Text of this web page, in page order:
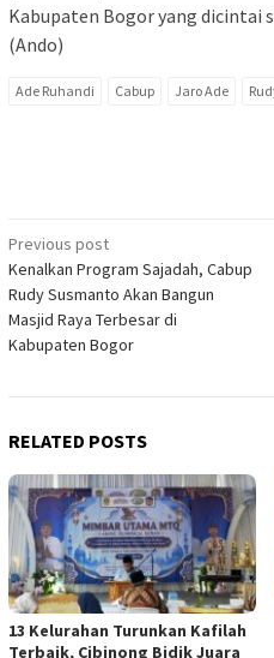
Kabupaten Bogor yang dicintai
(Ando)
Ade Ruhandi Cabup Jaro Ade
Post
navigation
Previous post
Kenalkan Program Sajadah, Cabup
Rudy Susmanto Akan Bangun
Masjid Raya Terbesar di
Kabupaten Bogor
RELATED POSTS
13 Kelurahan Turunkan Kafilah
Terbaik, Cibinong Bidik Juara